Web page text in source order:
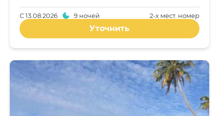
2-x мест. номер
С13.08.2026 9 ночей
Уточнить